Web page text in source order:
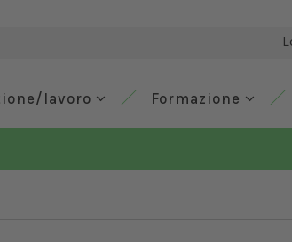
lavoro Formazione